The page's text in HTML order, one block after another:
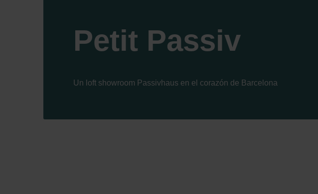
Petit Passiv
Un loft showroom Passivhaus en el corazón de Barcelona